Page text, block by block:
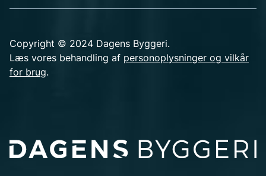
Copyright © 2024 Dagens Byggeri.
Læs vores behandling af personoplysninger og vilkår
for brug.